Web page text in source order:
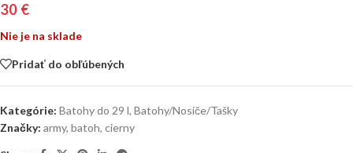
30 €
Nie je na sklade
Pridať do obľúbených
Kategórie: Batohy do 29 l, Batohy/Nosiče/Tašky
Značky: army, batoh, cierny